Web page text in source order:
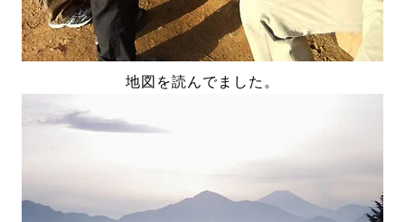
地図を読んでました。